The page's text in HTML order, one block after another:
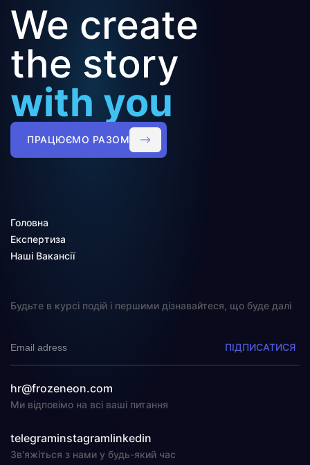
We create
the story
with you
ПРАЦЮЄМО РАЗОМ
Головна
Експертиза
Наші Вакансії
Будьте в курсі подій і першими дізнавайтеся, що буде далі
ПІДПИСАТИСЯ
hr@frozeneon.com
Ми відповімо на всі ваші питання
telegraminstagramlinkedin
Зв'яжіться з нами у будь-який час